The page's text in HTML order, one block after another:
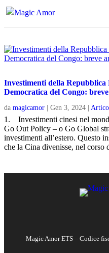
Investimenti della Repubblica
Democratica del Congo:
da magicamor Gen 3, 2024
1. Investimenti cinesi nel
Go Out Policy – o Go Global
investimenti all’estero. Questo
che la Cina divenisse, nel
Magic Amor ETS – Codice